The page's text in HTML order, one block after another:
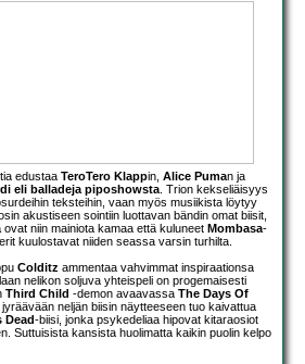
edustaa TeroTero Klappin, Alice Puman ja
eli balladeja piposhowsta. Trion kekseliäisyys
teksteihin, vaan myös musiikista löytyy
akustiseen sointiin luottavan bändin omat biisit,
ovat niin mainiota kamaa että kuluneet Mombasa-
kuulostavat niiden seassa varsin turhilta.
Colditz ammentaa vahvimmat inspiraationsa
nelikon soljuva yhteispeli on progemaisesti
Third Child -demon avaavassa The Days Of
neljän biisin näytteeseen tuo kaivattua
Dead-biisi, jonka psykedeliaa hipovat kitaraosiot
Suttuisista kansista huolimatta kaikin puolin kelpo